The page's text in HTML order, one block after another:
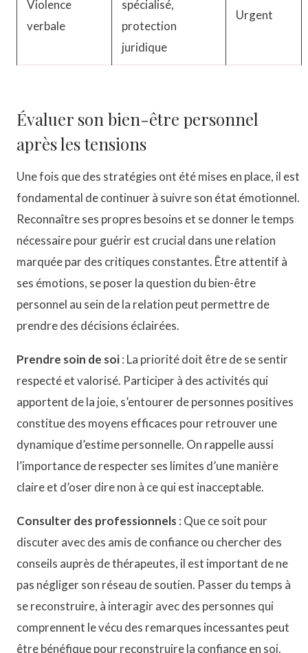
Violence
verbale
spécialisé,
protection
juridique
Urgent
Évaluer son bien-être personnel
après les tensions
Une fois que des stratégies ont été mises en place, il est
fondamental de continuer à suivre son état émotionnel.
Reconnaître ses propres besoins et se donner le temps
nécessaire pour guérir est crucial dans une relation
marquée par des critiques constantes. Être attentif à
ses émotions, se poser la question du bien-être
personnel au sein de la relation peut permettre de
prendre des décisions éclairées.
Prendre soin de soi: La priorité doit être de se sentir
respecté et valorisé. Participer à des activités qui
apportent de la joie, s’entourer de personnes positives
constitue des moyens efficaces pour retrouver une
dynamique d’estime personnelle. On rappelle aussi
l’importance de respecter ses limites d’une manière
claire et d’oser dire non à ce qui est inacceptable.
Consulter des professionnels : Que ce soit pour
discuter avec des amis de confiance ou chercher des
conseils auprès de thérapeutes, il est important de ne
pas négliger son réseau de soutien. Passer du temps à
se reconstruire, à interagir avec des personnes qui
comprennent le vécu des remarques incessantes peut
être bénéfique pour reconstruire la confiance en soi.